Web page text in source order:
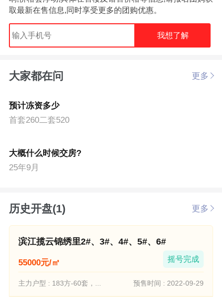
取最新在售信息,同时享受更多的团购优惠。
我想了解
大家都在问 更多
预计冻资多少
首套260二套520
大概什么时候交房?
25年9月
历史开盘(1) 更多
滨江揽云锦绣里2#、3#、4#、5#、6#
摇号完成
55000元/㎡
主力户型 : 183方-60套，... 预售时间 : 2022-09-29